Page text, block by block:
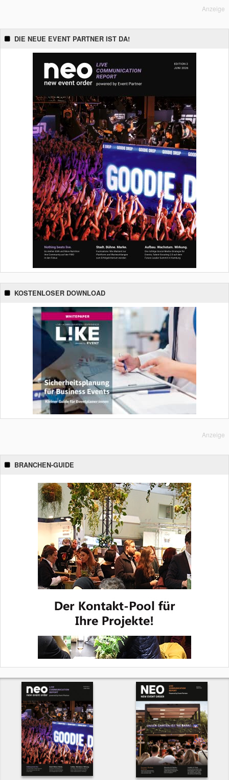
Anzeige
DIE NEUE EVENT PARTNER IST DA!
KOSTENLOSER DOWNLOAD
Anzeige
BRANCHEN-GUIDE